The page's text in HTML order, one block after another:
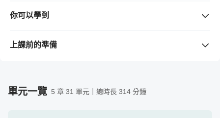
你可以學到
最道地的表達。
的用得出來。
上課前的準備
可以準備筆和筆記本、或任何可以幫助作課程筆記的軟
單元一覽 5 章 31 單元｜總時長 314 分鐘